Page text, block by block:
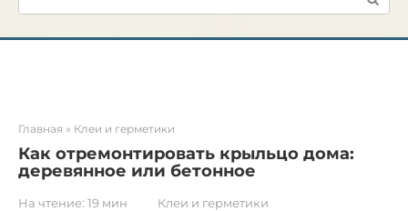
Главная » Клеи и герметики
Как отремонтировать крыльцо дома:
деревянное или бетонное
На чтение: 19 мин Клеи и герметики